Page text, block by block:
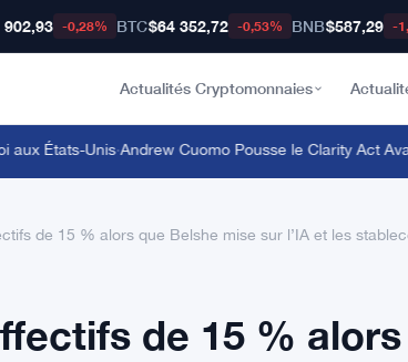
902,93 -0,28% BTC$64 352,72 -0,53% BNB$587,29 -
Actualités Cryptomonnaies
États-Unis·Andrew Cuomo Pousse le Clarity Act
de 15 % alors que Belshe mise sur l’IA et les
de 15 %